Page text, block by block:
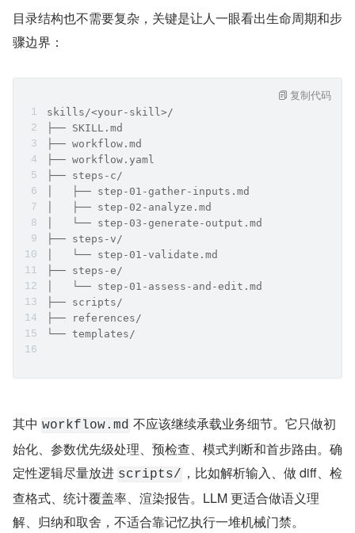
目录结构也不需要复杂，关键是让人一眼看出生命周期和步
骤边界：
skills/<your-skill>/
├── SKILL.md
├── workflow.md
├── workflow.yaml
├── steps-c/
│   ├── step-01-gather-inputs.md
│   ├── step-02-analyze.md
│   └── step-03-generate-output.md
├── steps-v/
│   └── step-01-validate.md
├── steps-e/
│   └── step-01-assess-and-edit.md
├── scripts/
├── references/
└── templates/
复制代码
其中 workflow.md 不应该继续承载业务细节。它只做初
始化、参数优先级处理、预检查、模式判断和首步路由。确
定性逻辑尽量放进 scripts/ ，比如解析输入、做 diff、检
查格式、统计覆盖率、渲染报告。LLM 更适合做语义理
解、归纳和取舍，不适合靠记忆执行一堆机械门禁。